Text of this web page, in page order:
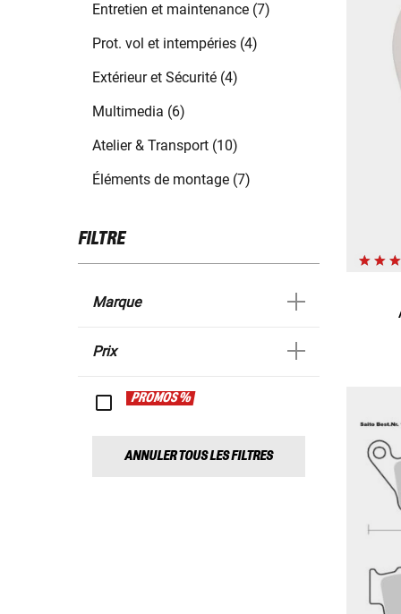
Entretien et maintenance (7)
Prot. vol et intempéries (4)
Extérieur et Sécurité (4)
Multimedia (6)
Atelier & Transport (10)
Éléments de montage (7)
FILTRE
Marque
Prix
PROMOS %
ANNULER TOUS LES FILTRES